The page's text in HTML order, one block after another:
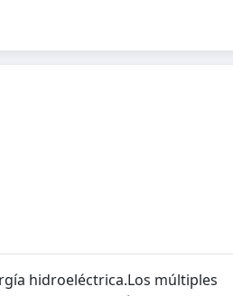
hidroeléctrica.Los múltiples